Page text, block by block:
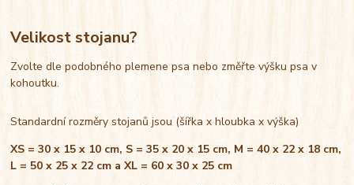
Velikost stojanu?
Zvolte dle podobného plemene psa nebo změřte výšku psa v
kohoutku.
Standardní rozměry stojanů jsou (šířka x hloubka x výška)
XS = 30 x 15 x 10 cm, S = 35 x 20 x 15 cm, M = 40 x 22 x 18 cm,
L = 50 x 25 x 22 cm a XL = 60 x 30 x 25 cm